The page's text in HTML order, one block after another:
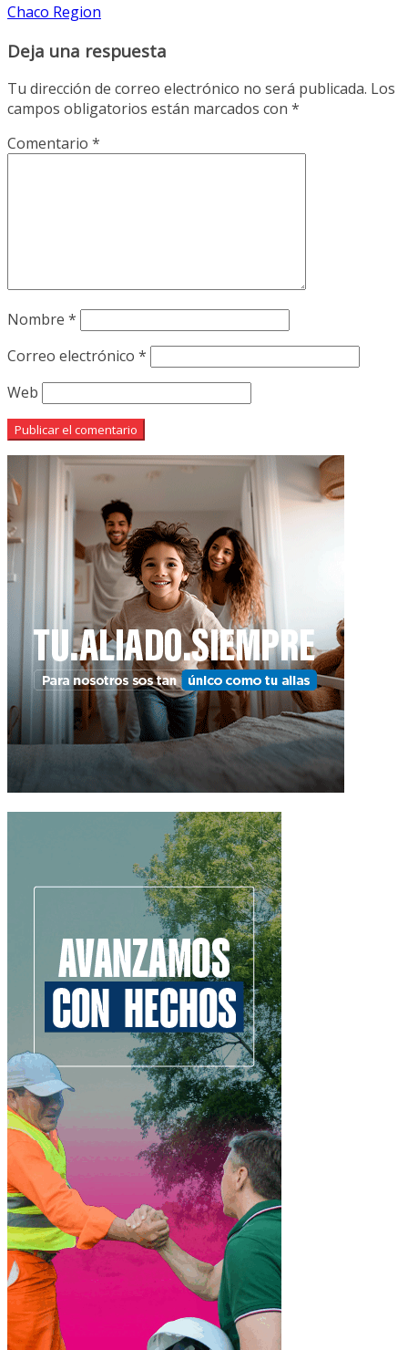
Chaco Region
Deja una respuesta
Tu dirección de correo electrónico no será publicada. Los
campos obligatorios están marcados con *
Comentario *
Nombre *
Correo electrónico *
Web